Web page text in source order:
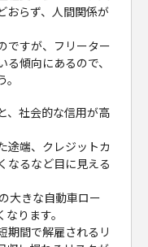
おらず、人間関係が
ですが、フリーター
傾向にあるので、
、社会的な信用が高
途端、クレジットカ
なるなど目に見える
大きな自動車ロー
ります。
期間で解雇されるリ